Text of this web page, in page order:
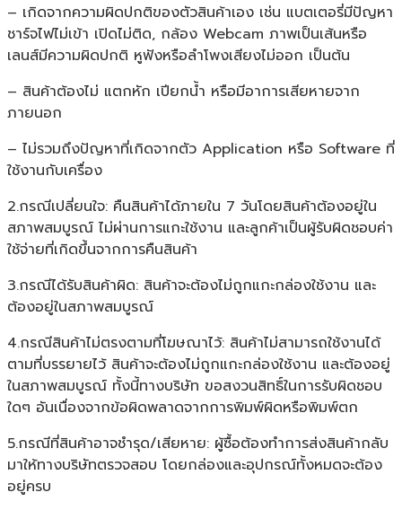
– เกิดจากความผิดปกติของตัวสินค้าเอง เช่น แบตเตอรี่มีปัญหา
ชาร์จไฟไม่เข้า เปิดไม่ติด, กล้อง Webcam ภาพเป็นเส้นหรือ
เลนส์มีความผิดปกติ หูฟังหรือลำโพงเสียงไม่ออก เป็นต้น
– สินค้าต้องไม่ แตกหัก เปียกน้ำ หรือมีอาการเสียหายจาก
ภายนอก
– ไม่รวมถึงปัญหาที่เกิดจากตัว Application หรือ Software ที่
ใช้งานกับเครื่อง
2.กรณีเปลี่ยนใจ: คืนสินค้าได้ภายใน 7 วันโดยสินค้าต้องอยู่ใน
สภาพสมบูรณ์ ไม่ผ่านการแกะใช้งาน และลูกค้าเป็นผู้รับผิดชอบค่า
ใช้จ่ายที่เกิดขึ้นจากการคืนสินค้า
3.กรณีได้รับสินค้าผิด: สินค้าจะต้องไม่ถูกแกะกล่องใช้งาน และ
ต้องอยู่ในสภาพสมบูรณ์
4.กรณีสินค้าไม่ตรงตามที่โฆษณาไว้: สินค้าไม่สามารถใช้งานได้
ตามที่บรรยายไว้ สินค้าจะต้องไม่ถูกแกะกล่องใช้งาน และต้องอยู่
ในสภาพสมบูรณ์ ทั้งนี้ทางบริษัท ขอสงวนสิทธิ์ในการรับผิดชอบ
ใดๆ อันเนื่องจากข้อผิดพลาดจากการพิมพ์ผิดหรือพิมพ์ตก
5.กรณีที่สินค้าอาจชำรุด/เสียหาย: ผู้ซื้อต้องทำการส่งสินค้ากลับ
มาให้ทางบริษัทตรวจสอบ โดยกล่องและอุปกรณ์ทั้งหมดจะต้อง
อยู่ครบ